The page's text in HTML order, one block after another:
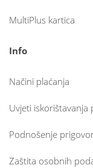
MultiPlus kartica
Info
Načini plaćanja
Uvjeti iskorištavanja
Podnošenje
Zaštita osobnih